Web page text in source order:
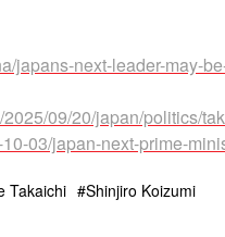
japans-next-leader-may-
09/20/japan/politics/
03/japan-next-prime-
Takaichi Shinjiro Koizumi